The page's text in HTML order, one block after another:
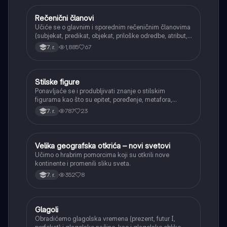
Srpski jezik
Rečenični članovi
Učiće se o glavnim i sporednim rečeničnim članovima
(subjekat, predikat, objekat, priloške odredbe, atribut,
apozicija) i njihovoj funkciji.
7. r. 1,885 67
Srpski jezik
Stilske figure
Ponavljaće se i produbljivati znanje o stilskim
figurama kao što su epitet, poređenje, metafora,
personifikacija, hiperbola, onomatopeja, aliteracija i
asonanca, razumevajući njihovu ulogu u tekstu.
7. r. 787 23
Istorija
Velika geografska otkrića – novi svetovi
Učimo o hrabrim pomorcima koji su otkrili nove
kontinente i promenili sliku sveta.
7. r. 352 8
Srpski jezik
Glagoli
Obradićemo glagolska vremena (prezent, futur I,